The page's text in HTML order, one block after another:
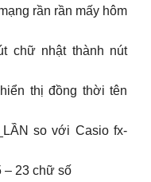
rần rần mấy hôm
chữ nhật thành nút
thị đồng thời tên
so với Casio fx-
– 23 chữ số